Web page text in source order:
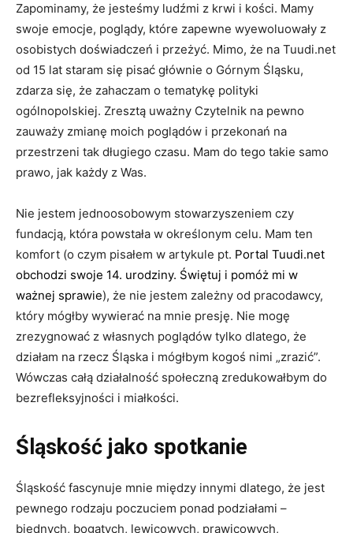
Zapominamy, że jesteśmy ludźmi z krwi i kości. Mamy
swoje emocje, poglądy, które zapewne wyewoluowały z
osobistych doświadczeń i przeżyć. Mimo, że na Tuudi.net
od 15 lat staram się pisać głównie o Górnym Śląsku,
zdarza się, że zahaczam o tematykę polityki
ogólnopolskiej. Zresztą uważny Czytelnik na pewno
zauważy zmianę moich poglądów i przekonań na
przestrzeni tak długiego czasu. Mam do tego takie samo
prawo, jak każdy z Was.
Nie jestem jednoosobowym stowarzyszeniem czy
fundacją, która powstała w określonym celu. Mam ten
komfort (o czym pisałem w artykule pt. Portal Tuudi.net
obchodzi swoje 14. urodziny. Świętuj i pomóż mi w
ważnej sprawie), że nie jestem zależny od pracodawcy,
który mógłby wywierać na mnie presję. Nie mogę
zrezygnować z własnych poglądów tylko dlatego, że
działam na rzecz Śląska i mógłbym kogoś nimi „zrazić”.
Wówczas całą działalność społeczną zredukowałbym do
bezrefleksyjności i miałkości.
Śląskość jako spotkanie
Śląskość fascynuje mnie między innymi dlatego, że jest
pewnego rodzaju poczuciem ponad podziałami –
biednych, bogatych, lewicowych, prawicowych,